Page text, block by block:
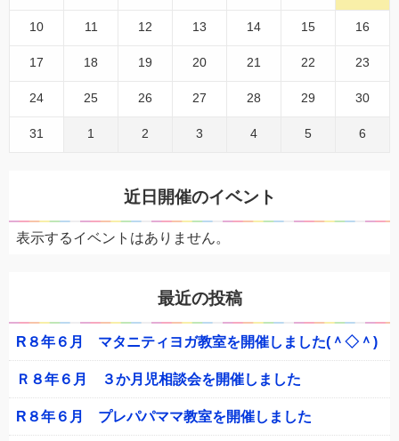
10 11 12 13 14 15 16
17 18 19 20 21 22 23
24 25 26 27 28 29 30
31 1 2 3 4 5 6
近日開催のイベント
表示するイベントはありません。
最近の投稿
R８年６月 マタニティヨガ教室を開催しました(＾◇＾)
Ｒ８年６月 ３か月児相談会を開催しました
R８年６月 プレパパママ教室を開催しました